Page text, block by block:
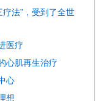
法”，受到了全世
医疗
心肌再生治疗
心
想